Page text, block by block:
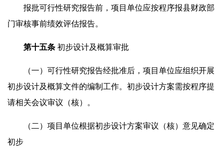
报批可行性研究报告前，项目单位应按程序报县财政部
门审核事前绩效评估报告。
第十五条 初步设计及概算审批
（一）可行性研究报告经批准后，项目单位应组织开展
初步设计及概算文件的编制工作。初步设计方案需按程序提
请相关会议审议（核）。
（二）项目单位根据初步设计方案审议（核）意见确定
初步